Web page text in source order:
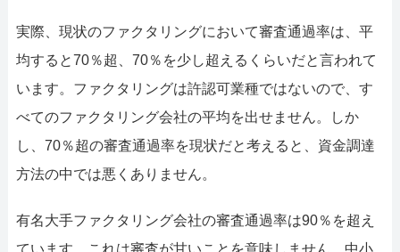
実際、現状のファクタリングにおいて審査通過率は、平
均すると70％超、70％を少し超えるくらいだと言われて
います。ファクタリングは許認可業種ではないので、す
べてのファクタリング会社の平均を出せません。しか
し、70％超の審査通過率を現状だと考えると、資金調達
方法の中では悪くありません。
有名大手ファクタリング会社の審査通過率は90％を超え
ています。これは審査が甘いことを意味しません。中小